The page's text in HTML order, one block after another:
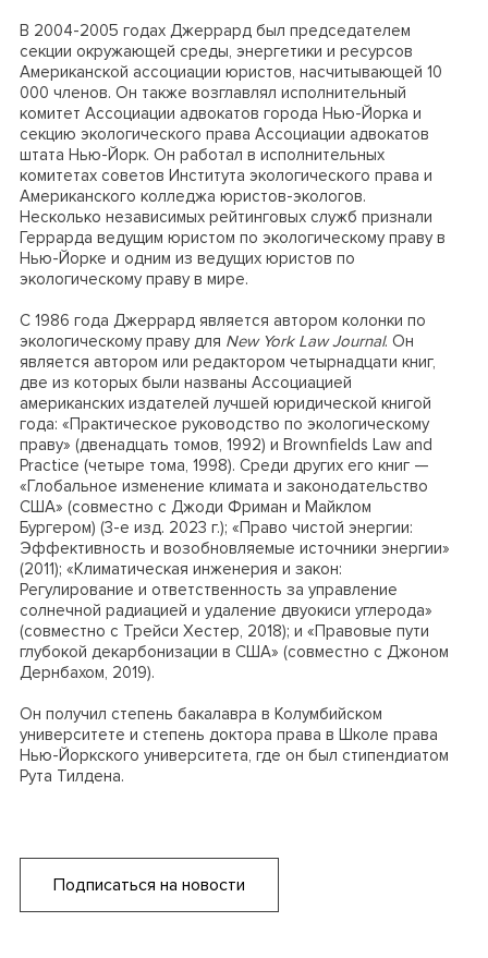
В 2004-2005 годах Джеррард был председателем
секции окружающей среды, энергетики и ресурсов
Американской ассоциации юристов, насчитывающей 10
000 членов. Он также возглавлял исполнительный
комитет Ассоциации адвокатов города Нью-Йорка и
секцию экологического права Ассоциации адвокатов
штата Нью-Йорк. Он работал в исполнительных
комитетах советов Института экологического права и
Американского колледжа юристов-экологов.
Несколько независимых рейтинговых служб признали
Геррарда ведущим юристом по экологическому праву в
Нью-Йорке и одним из ведущих юристов по
экологическому праву в мире.
С 1986 года Джеррард является автором колонки по
экологическому праву для New York Law Journal. Он
является автором или редактором четырнадцати книг,
две из которых были названы Ассоциацией
американских издателей лучшей юридической книгой
года: «Практическое руководство по экологическому
праву» (двенадцать томов, 1992) и Brownfields Law and
Practice (четыре тома, 1998). Среди других его книг —
«Глобальное изменение климата и законодательство
США» (совместно с Джоди Фриман и Майклом
Бургером) (3-е изд. 2023 г.); «Право чистой энергии:
Эффективность и возобновляемые источники энергии»
(2011); «Климатическая инженерия и закон:
Регулирование и ответственность за управление
солнечной радиацией и удаление двуокиси углерода»
(совместно с Трейси Хестер, 2018); и «Правовые пути
глубокой декарбонизации в США» (совместно с Джоном
Дернбахом, 2019).
Он получил степень бакалавра в Колумбийском
университете и степень доктора права в Школе права
Нью-Йоркского университета, где он был стипендиатом
Рута Тилдена.
Подписаться на новости